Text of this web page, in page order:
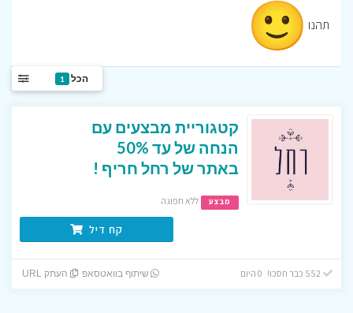
תהנו
הכל 1
קטגוריית מבצעים עם
הנחה של עד 50%
באתר של רחל חריף !
מבצע ללא תפוגה
קח דיל
שיתוף בוואטסאפ העתק URL